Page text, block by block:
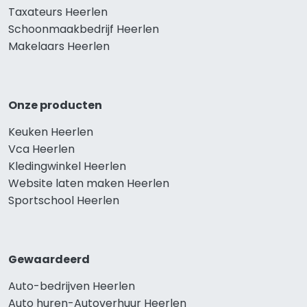
Taxateurs Heerlen
Schoonmaakbedrijf Heerlen
Makelaars Heerlen
Onze producten
Keuken Heerlen
Vca Heerlen
Kledingwinkel Heerlen
Website laten maken Heerlen
Sportschool Heerlen
Gewaardeerd
Auto-bedrijven Heerlen
Auto huren-Autoverhuur Heerlen